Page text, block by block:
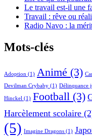
Le travail est-il une
Travail : rêve ou
Radio Navo : la
Mots-clés
Adoption (1) Animé (3)
Devilman Crybaby (1) Délinquance
Hinckel (1) Football (3)
Harcèlement scolaire
(5) Imagine Dragons (1)